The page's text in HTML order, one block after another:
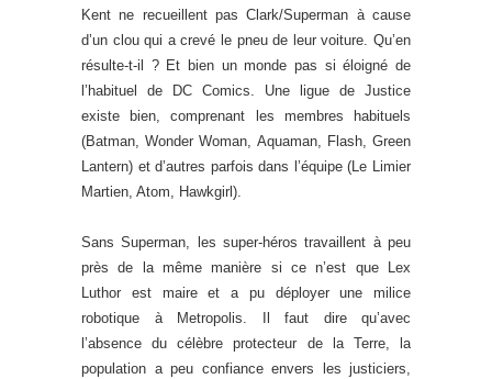
Kent ne recueillent pas Clark/Superman à cause
d’un clou qui a crevé le pneu de leur voiture. Qu’en
résulte-t-il ? Et bien un monde pas si éloigné de
l’habituel de DC Comics. Une ligue de Justice
existe bien, comprenant les membres habituels
(Batman, Wonder Woman, Aquaman, Flash, Green
Lantern) et d’autres parfois dans l’équipe (Le Limier
Martien, Atom, Hawkgirl).
Sans Superman, les super-héros travaillent à peu
près de la même manière si ce n’est que Lex
Luthor est maire et a pu déployer une milice
robotique à Metropolis. Il faut dire qu’avec
l’absence du célèbre protecteur de la Terre, la
population a peu confiance envers les justiciers,